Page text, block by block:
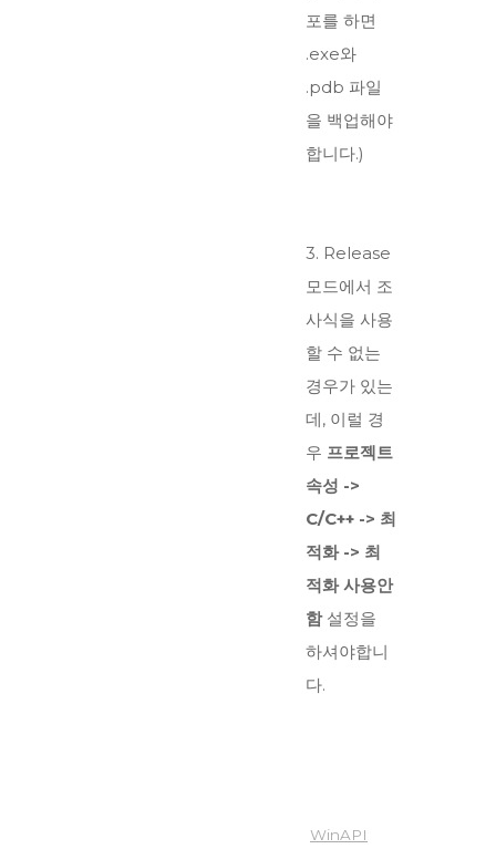
포를 하면
.exe와
.pdb 파일
을 백업해야
합니다.)
3. Release
모드에서 조
사식을 사용
할 수 없는
경우가 있는
데, 이럴 경
우 프로젝트
속성 ->
C/C++ -> 최
적화 -> 최
적화 사용안
함 설정을
하셔야합니
다.
WinAPI